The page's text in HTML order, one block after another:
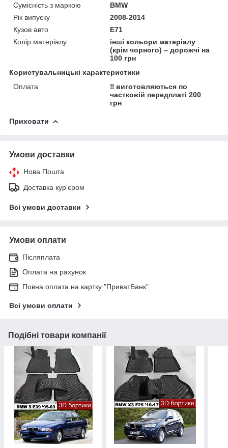
Сумісність з маркою
BMW
Рік випуску
2008-2014
Кузов авто
E71
Колір матеріалу
інші кольори матеріалу
(крім чорного) – дорожчі на
100 грн
Користувальницькі характеристики
Оплата
‼️ виготовляються по
частковій передплаті 200
грн
Приховати
Умови доставки
Нова Пошта
Доставка кур'єром
Всі умови доставки
Умови оплати
Післяплата
Оплата на рахунок
Повна оплата на картку "ПриватБанк"
Всі умови оплати
Подібні товари компанії